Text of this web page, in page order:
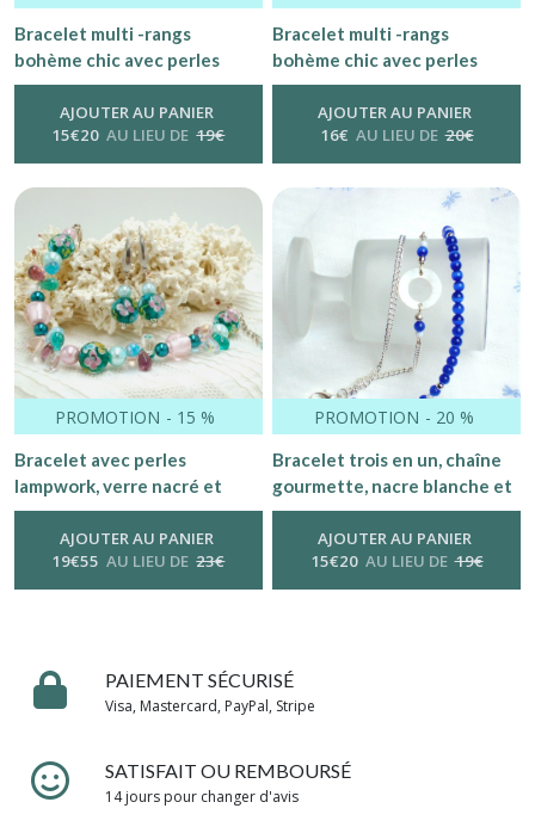
Bracelet multi -rangs
bohème chic avec perles
noires et argent
AJOUTER AU PANIER
15€20 AU LIEU DE 19€
Bracelet multi -rangs
bohème chic avec perles
bleues, dorées, rouges et
ambreAJOUTER AU PANIER
16€ AU LIEU DE 20€
PROMOTION - 15 %
Bracelet avec perles
lampwork, verre nacré et
gouttes de verre dans des
tons pastels
AJOUTER AU PANIER
19€55 AU LIEU DE 23€
PROMOTION - 20 %
Bracelet trois en un, chaîne
gourmette, nacre blanche et
perles bleu roi
AJOUTER AU PANIER
15€20 AU LIEU DE 19€
PAIEMENT SÉCURISÉ
Visa, Mastercard, PayPal, Stripe
SATISFAIT OU REMBOURSÉ
14 jours pour changer d'avis